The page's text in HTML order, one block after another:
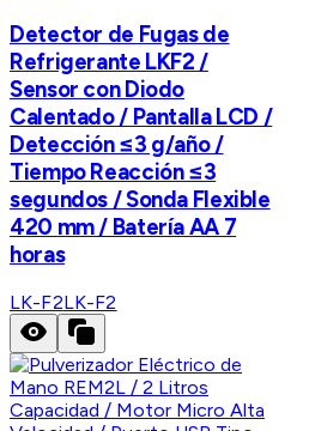
Detector de Fugas de
Refrigerante LKF2 /
Sensor con Diodo
Calentado / Pantalla LCD /
Detección ≤3 g/año /
Tiempo Reacción ≤3
segundos / Sonda Flexible
420 mm / Batería AA 7
horas
LK-F2LK-F2